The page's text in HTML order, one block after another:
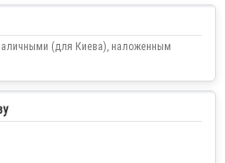
(для Киева), наложенным